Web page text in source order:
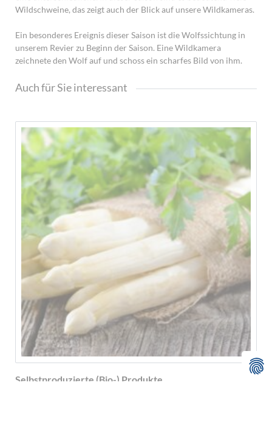
Wildschweine, das zeigt auch der Blick auf unsere Wildkameras.
Ein besonderes Ereignis dieser Saison ist die Wolfssichtung in
unserem Revier zu Beginn der Saison. Eine Wildkamera
zeichnete den Wolf auf und schoss ein scharfes Bild von ihm.
Auch für Sie interessant
Selbstproduzierte (Bio-) Produkte